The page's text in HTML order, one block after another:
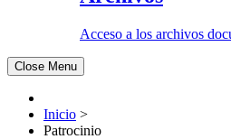
Acceso a los archivos
Close Menu
Inicio >
Patrocinio